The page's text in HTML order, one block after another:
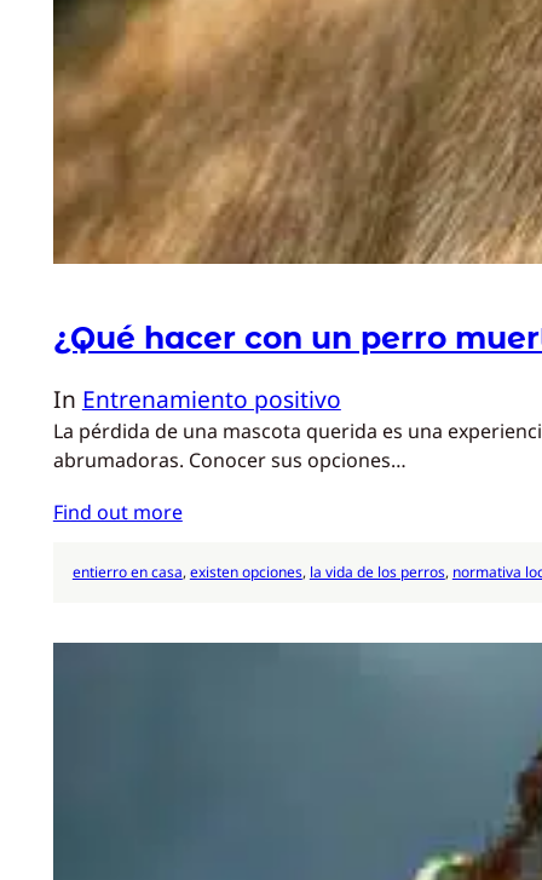
¿Qué hacer con un perro
In Entrenamiento positivo
La pérdida de una mascota querida es una
abrumadoras. Conocer sus opciones…
Find out more
entierro en casa, existen opciones, la vida de los perros, normativa